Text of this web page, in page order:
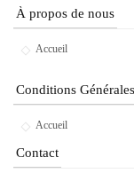
À propos de nous
Accueil
Conditions
Accueil
Contact